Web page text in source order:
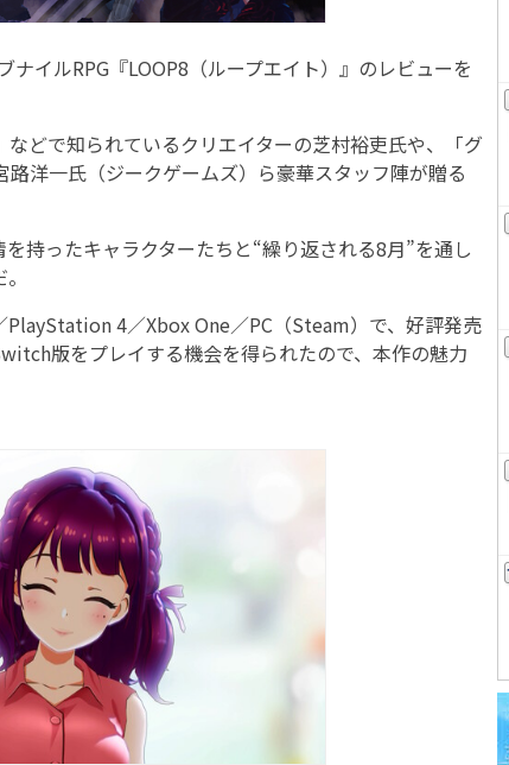
イルRPG『LOOP8（ループエイト）』のレビューを
どで知られているクリエイターの芝村裕吏氏や、「グ
洋一氏（ジークゲームズ）ら豪華スタッフ陣が贈る
持ったキャラクターたちと“繰り返される8月”を通し
4／Xbox One／PC（Steam）で、好評発売
版をプレイする機会を得られたので、本作の魅力